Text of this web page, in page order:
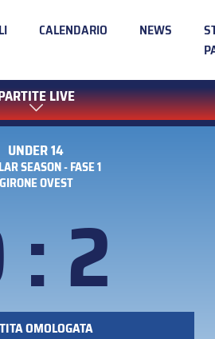
CALENDARIO NEWS
LIVE
UNDER 14
SEASON - FASE 1
GIRONE OVEST
2
OMOLOGATA